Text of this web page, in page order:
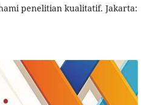
penelitian kualitatif. Jakarta: